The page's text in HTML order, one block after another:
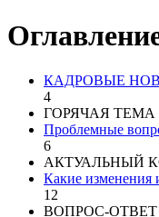
КАДРОВЫЕ
4
ГОРЯЧАЯ ТЕМА
Проблемные
6
АКТУАЛЬНЫЙ
Какие изменения
12
ВОПРОС-ОТВЕТ